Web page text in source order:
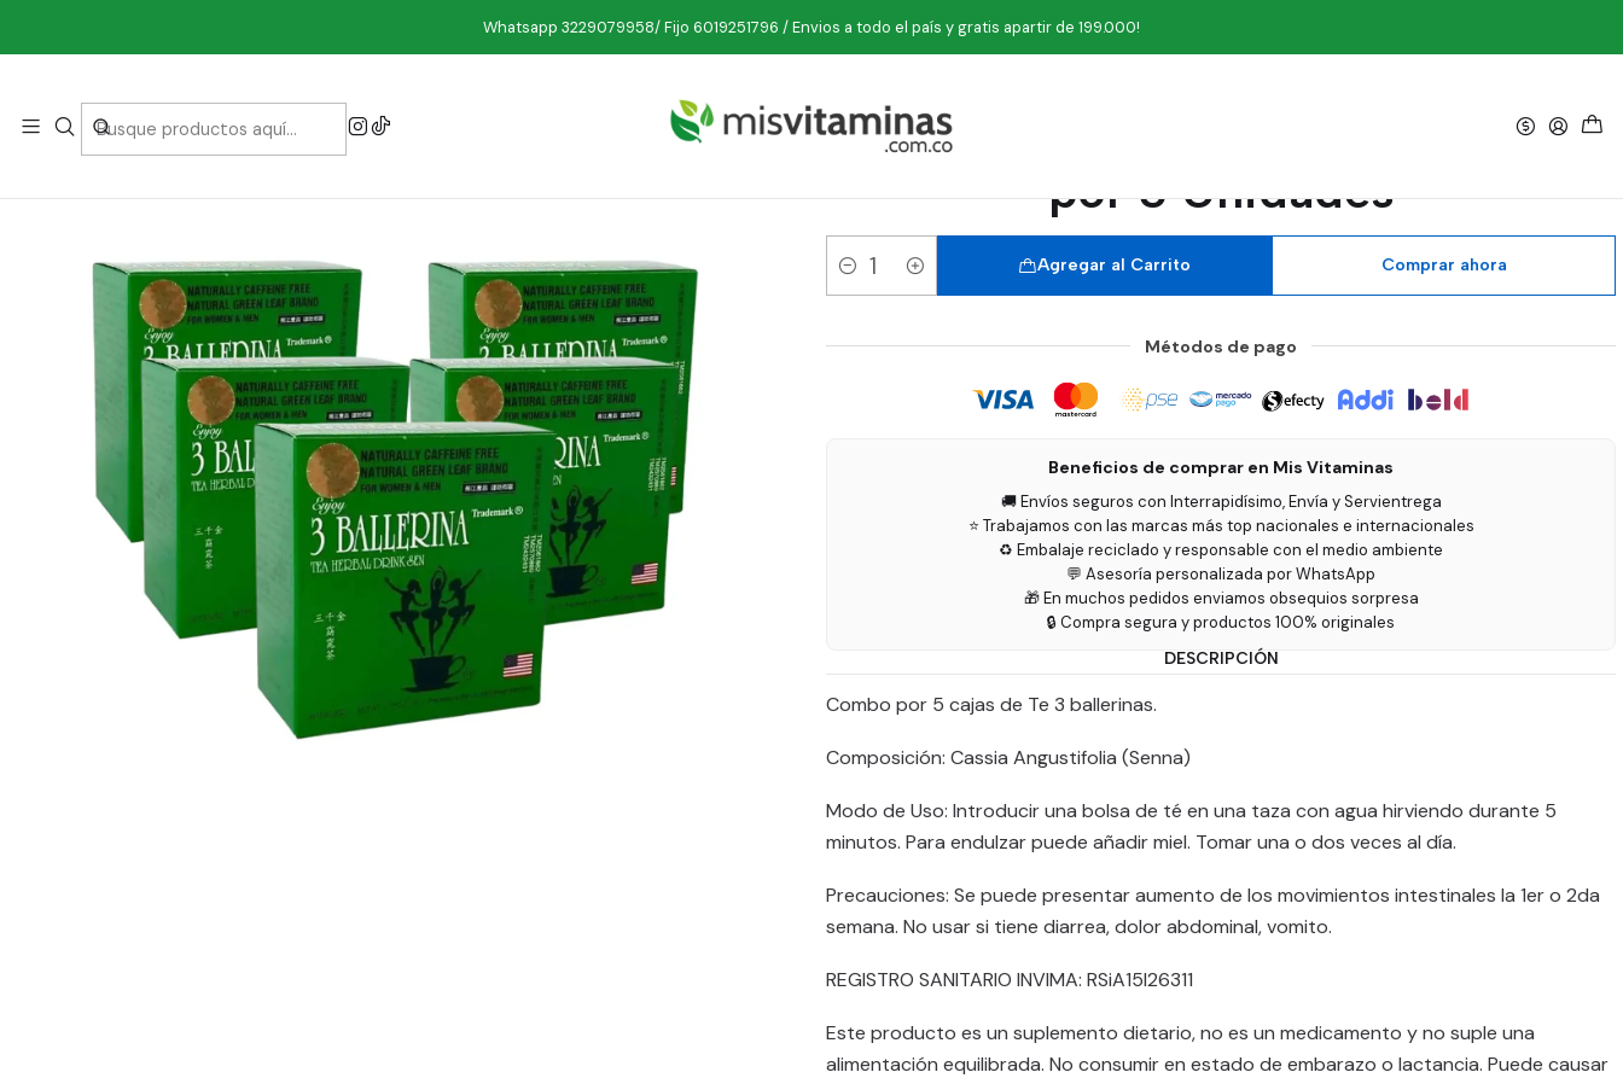
Whatsapp 3229079958/ Fijo 6019251796 / Envios a todo el país y gratis apartir de 199.000!
Inicio Comestibles Té Combo Té 3 Ballerina 30 sobres por 5 Unidades
Combo Té 3 Ballerina 30 sobres
por 5 Unidades
Cantidad
Agregar al Carrito Comprar ahora
Métodos de pago
Beneficios de comprar en Mis Vitaminas
🚚 Envíos seguros con Interrapidísimo, Envía y Servientrega
⭐ Trabajamos con las marcas más top nacionales e internacionales
♻️ Embalaje reciclado y responsable con el medio ambiente
💬 Asesoría personalizada por WhatsApp
🎁 En muchos pedidos enviamos obsequios sorpresa
🔒 Compra segura y productos 100% originales
DESCRIPCIÓN
Combo por 5 cajas de Te 3 ballerinas.
Composición: Cassia Angustifolia (Senna)
Modo de Uso: Introducir una bolsa de té en una taza con agua hirviendo durante 5
minutos. Para endulzar puede añadir miel. Tomar una o dos veces al día.
Precauciones: Se puede presentar aumento de los movimientos intestinales la 1er o 2da
semana. No usar si tiene diarrea, dolor abdominal, vomito.
REGISTRO SANITARIO INVIMA: RSiA15I26311
Este producto es un suplemento dietario, no es un medicamento y no suple una
alimentación equilibrada. No consumir en estado de embarazo o lactancia. Puede causar